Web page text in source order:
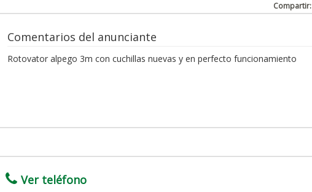
Compartir:
Comentarios del anunciante
Rotovator alpego 3m con cuchillas nuevas y en perfecto funcionamiento
Ver teléfono